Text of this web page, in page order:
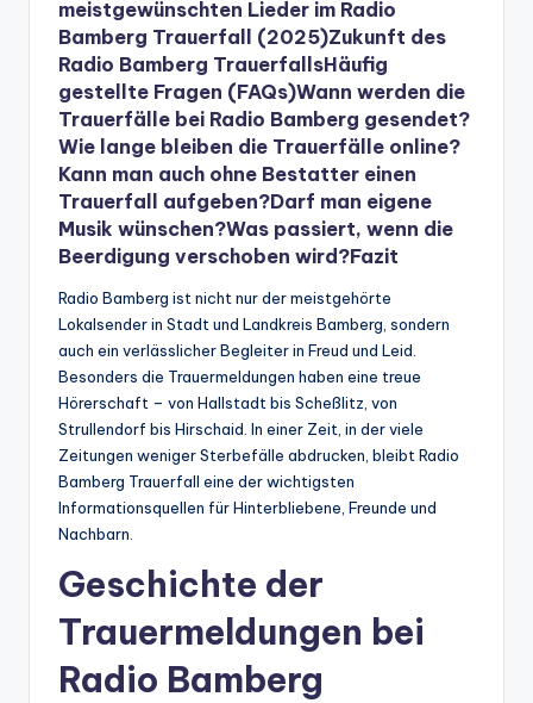
meistgewünschten Lieder im Radio
Bamberg Trauerfall (2025)Zukunft des
Radio Bamberg TrauerfallsHäufig
gestellte Fragen (FAQs)Wann werden die
Trauerfälle bei Radio Bamberg gesendet?
Wie lange bleiben die Trauerfälle online?
Kann man auch ohne Bestatter einen
Trauerfall aufgeben?Darf man eigene
Musik wünschen?Was passiert, wenn die
Beerdigung verschoben wird?Fazit
Radio Bamberg ist nicht nur der meistgehörte
Lokalsender in Stadt und Landkreis Bamberg, sondern
auch ein verlässlicher Begleiter in Freud und Leid.
Besonders die Trauermeldungen haben eine treue
Hörerschaft – von Hallstadt bis Scheßlitz, von
Strullendorf bis Hirschaid. In einer Zeit, in der viele
Zeitungen weniger Sterbefälle abdrucken, bleibt Radio
Bamberg Trauerfall eine der wichtigsten
Informationsquellen für Hinterbliebene, Freunde und
Nachbarn.
Geschichte der
Trauermeldungen bei
Radio Bamberg